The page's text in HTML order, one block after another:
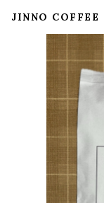
JINNO COFFEE